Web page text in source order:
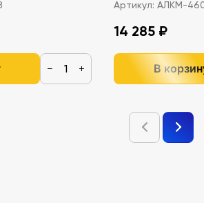
− +
Артикул: АЛКМ-
14 285 ₽
В